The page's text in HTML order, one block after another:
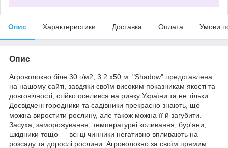
Опис Характеристики Доставка Оплата Умови
Опис
Агроволокно біле 30 г/м2, 3.2 х50 м. "Shadow" представлена
на нашому сайті, завдяки своїм високим показникам якості та
довговічності, стійко оселився на ринку України та не тільки.
Досвідчені городники та садівники прекрасно знають, що
можна виростити рослину, але також можна її й загубити.
Засуха, заморожування, температурні коливання, бур'яни,
шкідники тощо — всі ці чинники негативно впливають на
розсаду та дорослі рослини. Агроволокно за своїм прямим